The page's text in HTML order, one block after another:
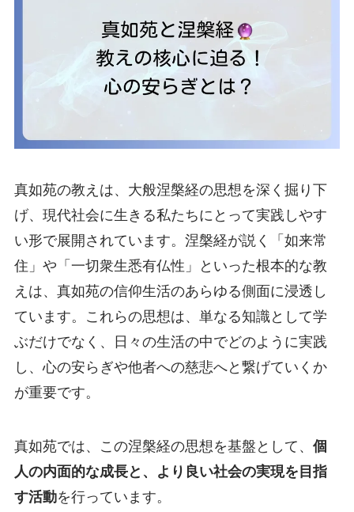
真如苑の教えは、大般涅槃経の思想を深く掘り下
げ、現代社会に生きる私たちにとって実践しやす
い形で展開されています。涅槃経が説く「如来常
住」や「一切衆生悉有仏性」といった根本的な教
えは、真如苑の信仰生活のあらゆる側面に浸透し
ています。これらの思想は、単なる知識として学
ぶだけでなく、日々の生活の中でどのように実践
し、心の安らぎや他者への慈悲へと繋げていくか
が重要です。
真如苑では、この涅槃経の思想を基盤として、 個
人の内面的な成長と、より良い社会の実現を目指
す活動を行っています。